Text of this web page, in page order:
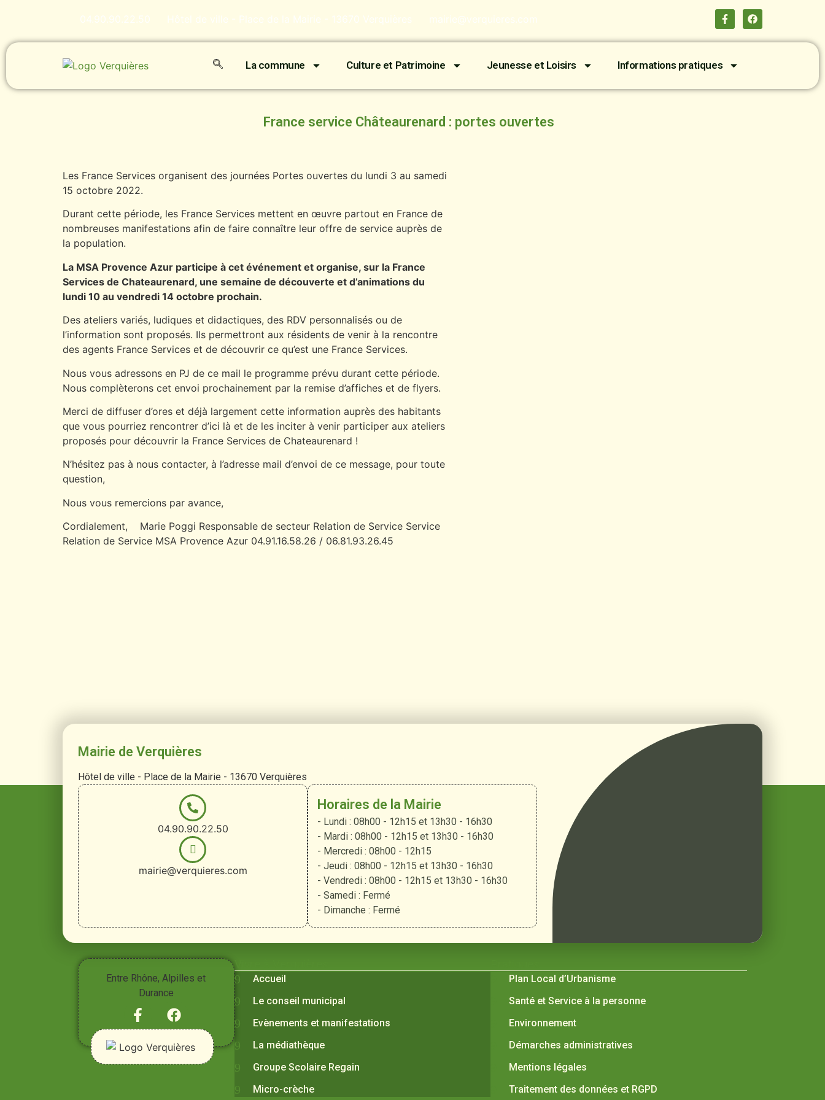
04.90.90.22.50 Hôtel de ville - Place de la Mairie - 13670 Verquières mairie@verquieres.com
La commune Culture et Patrimoine Jeunesse et Loisirs Informations pratiques
France service Châteaurenard : portes ouvertes
Les France Services organisent des journées Portes ouvertes du lundi 3 au samedi
15 octobre 2022.
Durant cette période, les France Services mettent en œuvre partout en France de
nombreuses manifestations afin de faire connaître leur offre de service auprès de
la population.
La MSA Provence Azur participe à cet événement et organise, sur la France
Services de Chateaurenard, une semaine de découverte et d’animations du
lundi 10 au vendredi 14 octobre prochain.
Des ateliers variés, ludiques et didactiques, des RDV personnalisés ou de
l’information sont proposés. Ils permettront aux résidents de venir à la rencontre
des agents France Services et de découvrir ce qu’est une France Services.
Nous vous adressons en PJ de ce mail le programme prévu durant cette période.
Nous complèterons cet envoi prochainement par la remise d’affiches et de flyers.
Merci de diffuser d’ores et déjà largement cette information auprès des habitants
que vous pourriez rencontrer d’ici là et de les inciter à venir participer aux ateliers
proposés pour découvrir la France Services de Chateaurenard !
N’hésitez pas à nous contacter, à l’adresse mail d’envoi de ce message, pour toute
question,
Nous vous remercions par avance,
Cordialement, Marie Poggi Responsable de secteur Relation de Service Service
Relation de Service MSA Provence Azur 04.91.16.58.26 / 06.81.93.26.45
Mairie de Verquières
Hôtel de ville - Place de la Mairie - 13670 Verquières
04.90.90.22.50
mairie@verquieres.com
Horaires de la Mairie
- Lundi : 08h00 - 12h15 et 13h30 - 16h30
- Mardi : 08h00 - 12h15 et 13h30 - 16h30
- Mercredi : 08h00 - 12h15
- Jeudi : 08h00 - 12h15 et 13h30 - 16h30
- Vendredi : 08h00 - 12h15 et 13h30 - 16h30
- Samedi : Fermé
- Dimanche : Fermé
Entre Rhône, Alpilles et
Durance
Vivre à Verquières
Accueil
Le conseil municipal
Evènements et manifestations
La médiathèque
Groupe Scolaire Regain
Micro-crèche
Plan Local d’Urbanisme
Santé et Service à la personne
Environnement
Démarches administratives
Mentions légales
Traitement des données et RGPD